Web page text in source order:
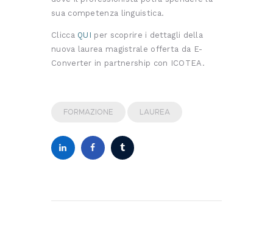
sua competenza linguistica.
Clicca QUI per scoprire i dettagli della
nuova laurea magistrale offerta da E-
Converter in partnership con ICOTEA.
FORMAZIONE LAUREA